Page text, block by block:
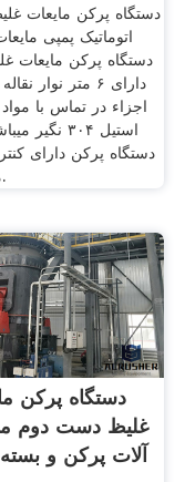
دستگاه پرکن مایعات
اتوماتیک پمپی
دستگاه پرکن مایعات
دارای ۶ متر نوار
اجزاء در تماس با
استیل ۳۰۴
دستگاه پرکن دارای
می باشد.
دستگاه پرکن
غلیظ دست دوم
آلات پرکن و